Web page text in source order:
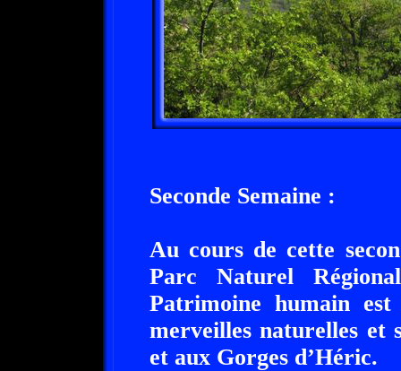
Seconde Semaine :
Au cours de cette
Parc Naturel
Patrimoine humain
merveilles naturelles et
et aux Gorges d’Héric.